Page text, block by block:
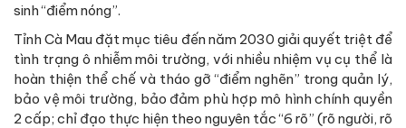
sinh “điểm nóng”.
Tỉnh Cà Mau đặt mục tiêu đến năm 2030 giải quyết triệt để
tình trạng ô nhiễm môi trường, với nhiều nhiệm vụ cụ thể là
hoàn thiện thể chế và tháo gỡ “điểm nghẽn” trong quản lý,
bảo vệ môi trường, bảo đảm phù hợp mô hình chính quyền
2 cấp; chỉ đạo thực hiện theo nguyên tắc “6 rõ” (rõ người, rõ